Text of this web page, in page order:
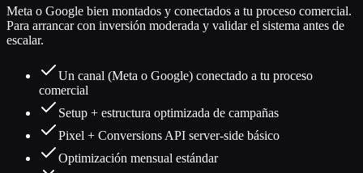
Meta o Google bien montados y conectados a tu proceso comercial.
Para arrancar con inversión moderada y validar el sistema antes de
escalar.
Un canal (Meta o Google) conectado a tu proceso
comercial
Setup + estructura optimizada de campañas
Pixel + Conversions API server-side básico
Optimización mensual estándar